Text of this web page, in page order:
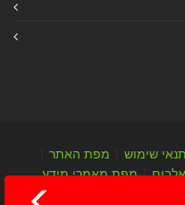
תנאי שימוש מפת האתר
|מפת מאמרי מידע